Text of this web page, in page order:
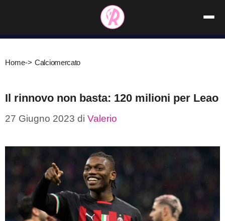
contenuto
Home-> Calciomercato
Il rinnovo non basta: 120 milioni per Leao
27 Giugno 2023 di Valerio